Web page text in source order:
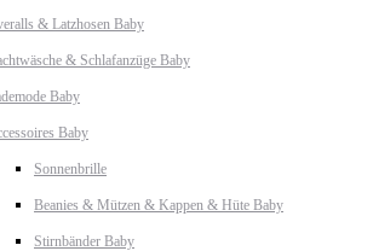
& Latzhosen Baby
& Schlafanzüge Baby
Baby
Baby
Sonnenbrille
Beanies & Mützen & Kappen & Hüte Baby
Stirnbänder Baby